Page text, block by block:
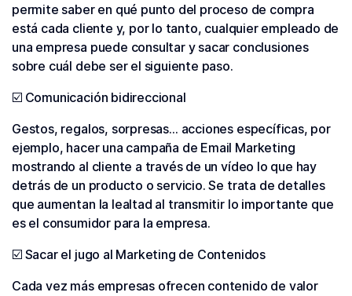
permite saber en qué punto del proceso de compra
está cada cliente y, por lo tanto, cualquier empleado de
una empresa puede consultar y sacar conclusiones
sobre cuál debe ser el siguiente paso.
☑️ Comunicación bidireccional
Gestos, regalos, sorpresas… acciones específicas, por
ejemplo, hacer una campaña de Email Marketing
mostrando al cliente a través de un vídeo lo que hay
detrás de un producto o servicio. Se trata de detalles
que aumentan la lealtad al transmitir lo importante que
es el consumidor para la empresa.
☑️ Sacar el jugo al Marketing de Contenidos
Cada vez más empresas ofrecen contenido de valor